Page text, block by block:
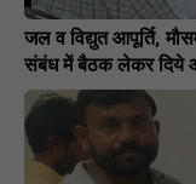
जल व विद्युत आपूर्ति,
संबंध में बैठक लेकर दिये